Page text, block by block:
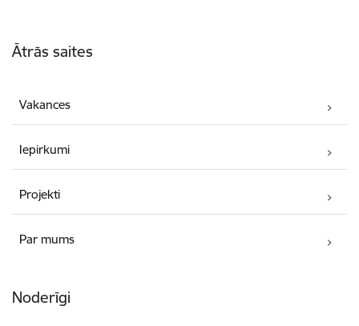
Ātrās saites
Vakances
Iepirkumi
Projekti
Par mums
Noderīgi